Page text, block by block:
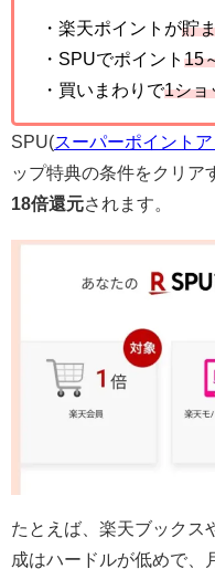
・楽天ポイントが貯
・SPUでポイント 15
・買いまわりで1ショ
SPU(スーパーポイント
ップ特典の条件をクリア
18倍還元されます。
たとえば、楽天ブックス
成はハードルが低めで、